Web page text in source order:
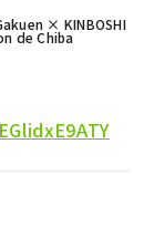
× KINBOSHI
de Chiba